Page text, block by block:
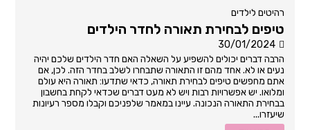
רהיטים לילדים
טיפים לבחירת תאורה לחדר הילדים
30/01/2024
הרבה דברים יכולים להשפיע על השאלה האם חדר הילדים שלכם יהיה
נעים או לא. אחד מהם זו התאורה שתבחרו לשלב בחדר הזה. לכן, אם
אתם מחפשים טיפים לבחירת תאורה, כדאי שתדעו: תאורה היא עולם
ומלואו. יש אפשרויות רבות ויש לא מעט דברים שכדאי לקחת בחשבון
בבחירת התאורה הנכונה. עיינו במאמר שלפניכם וקבלו מספר רעיונות
שיעזרו...